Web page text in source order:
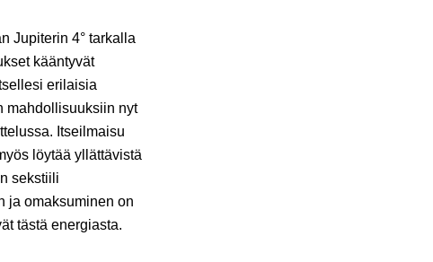
Jupiterin 4° tarkalla
kääntyvät
erilaisia
mahdollisuuksiin nyt
Itseilmaisu
löytää yllättävistä
sekstiili
ja omaksuminen on
tästä energiasta.